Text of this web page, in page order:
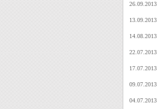
26.09.2013
13.09.2013
14.08.2013
22.07.2013
17.07.2013
09.07.2013
04.07.2013